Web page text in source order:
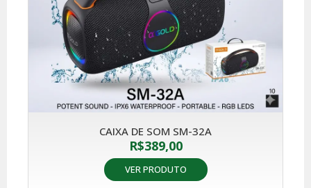
CAIXA DE SOM SM-32A
R$389,00
VER PRODUTO